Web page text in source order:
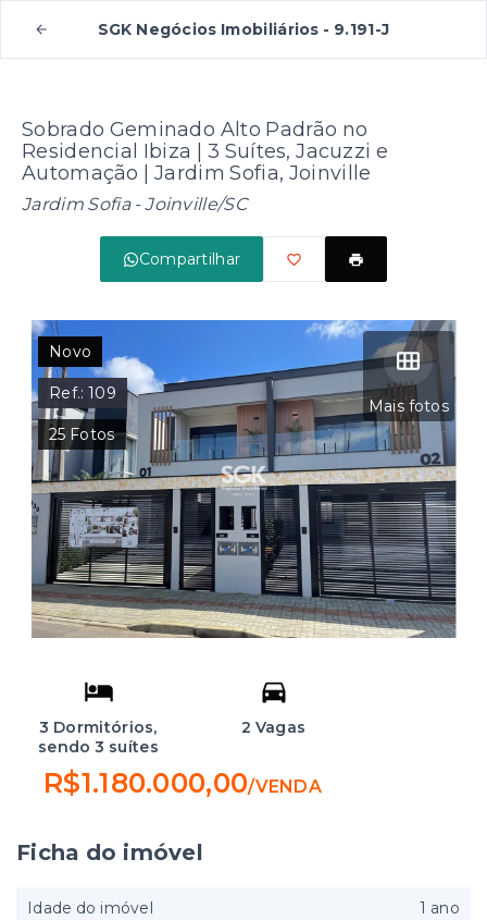
SGK Negócios Imobiliários - 9.191-J
Sobrado Geminado Alto Padrão no
Residencial Ibiza | 3 Suítes, Jacuzzi e
Automação | Jardim Sofia, Joinville
Jardim Sofia - Joinville/SC
Compartilhar
Mais fotos
Novo
Ref.:109
25 Fotos
3 Dormitórios,
sendo 3 suítes
2 Vagas
R$1.180.000,00/VENDA
Ficha do imóvel
Idade do imóvel 1 ano